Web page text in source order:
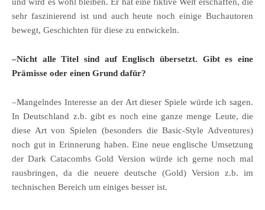
sehr faszinierend ist und auch heute noch einige Buchautoren
bewegt, Geschichten für diese zu entwickeln.
–Nicht alle Titel sind auf Englisch übersetzt. Gibt es eine
Prämisse oder einen Grund dafür?
–Mangelndes Interesse an der Art dieser Spiele würde ich sagen.
In Deutschland z.b. gibt es noch eine ganze menge Leute, die
diese Art von Spielen (besonders die Basic-Style Adventures)
noch gut in Erinnerung haben. Eine neue englische Umsetzung
der Dark Catacombs Gold Version würde ich gerne noch mal
rausbringen, da die neuere deutsche (Gold) Version z.b. im
technischen Bereich um einiges besser ist.